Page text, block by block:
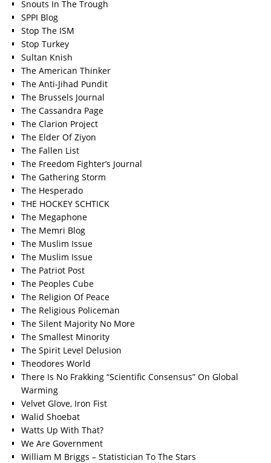
Snouts In The Trough
SPPI Blog
Stop The ISM
Stop Turkey
Sultan Knish
The American Thinker
The Anti-Jihad Pundit
The Brussels Journal
The Cassandra Page
The Clarion Project
The Elder Of Ziyon
The Fallen List
The Freedom Fighter’s Journal
The Gathering Storm
The Hesperado
THE HOCKEY SCHTICK
The Megaphone
The Memri Blog
The Muslim Issue
The Muslim Issue
The Patriot Post
The Peoples Cube
The Religion Of Peace
The Religious Policeman
The Silent Majority No More
The Smallest Minority
The Spirit Level Delusion
Theodores World
There Is No Frakking “Scientific Consensus” On Global
Warming
Velvet Glove, Iron Fist
Walid Shoebat
Watts Up With That?
We Are Government
William M Briggs – Statistician To The Stars